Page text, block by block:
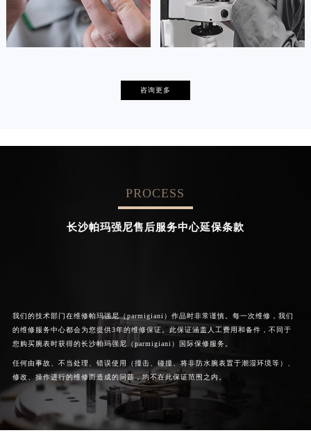
辛迪·克莱门特
资深帕玛强尼技师

咨询更多
PROCESS
长沙帕玛强尼售后服务中心延保条款
我们的技术部门在维修帕玛强尼（parmigiani）作品时非常谨慎。每一次维修，我们
的维修服务中心都会为您提供3年的维修保证。此保证涵盖人工费用和备件，不同于
您购买腕表时获得的长沙帕玛强尼（parmigiani）国际保修服务。
任何由事故、不当处理、错误使用（撞击、碰撞、将非防水腕表置于潮湿环境等）、
修改、操作进行的维修而造成的问题，均不在此保证范围之内。